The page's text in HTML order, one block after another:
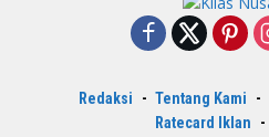
Redaksi Tentang Kami
Ratecard Iklan